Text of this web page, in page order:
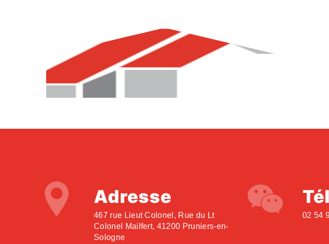
Adresse
467 rue Lieut Colonel, Rue du Lt
Colonel Mailfert, 41200 Pruniers-en-
Sologne
02 54